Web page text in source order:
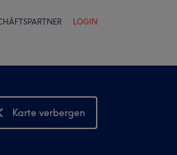
LOGIN
Karte verbergen
Karte anzeigen